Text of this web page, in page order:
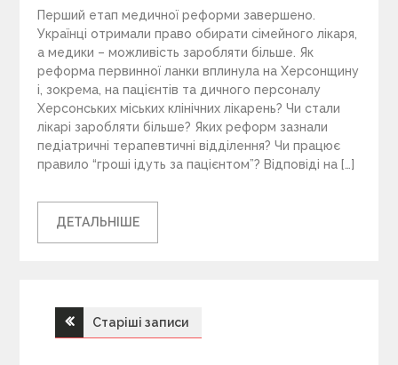
Перший етап медичної реформи завершено.
Українці отримали право обирати сімейного лікаря,
а медики – можливість заробляти більше. Як
реформа первинної ланки вплинула на Херсонщину
і, зокрема, на пацієнтів та дичного персоналу
Херсонських міських клінічних лікарень? Чи стали
лікарі заробляти більше? Яких реформ зазнали
педіатричні терапевтичні відділення? Чи працює
правило “гроші ідуть за пацієнтом”? Відповіді на […]
ДЕТАЛЬНІШЕ
Н
Старіші записи